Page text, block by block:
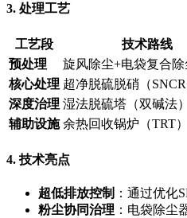
3. 处理工艺
工艺段 技术路线
预处理
旋风除尘+电袋复合除
核心处理 超净脱硫脱硝（
深度治理 湿法脱硫塔（双碱法）
辅助设施 余热回收锅炉（TRT）
4. 技术亮点
超低排放控制 ：通过优化
粉尘协同治理 ：电袋除尘